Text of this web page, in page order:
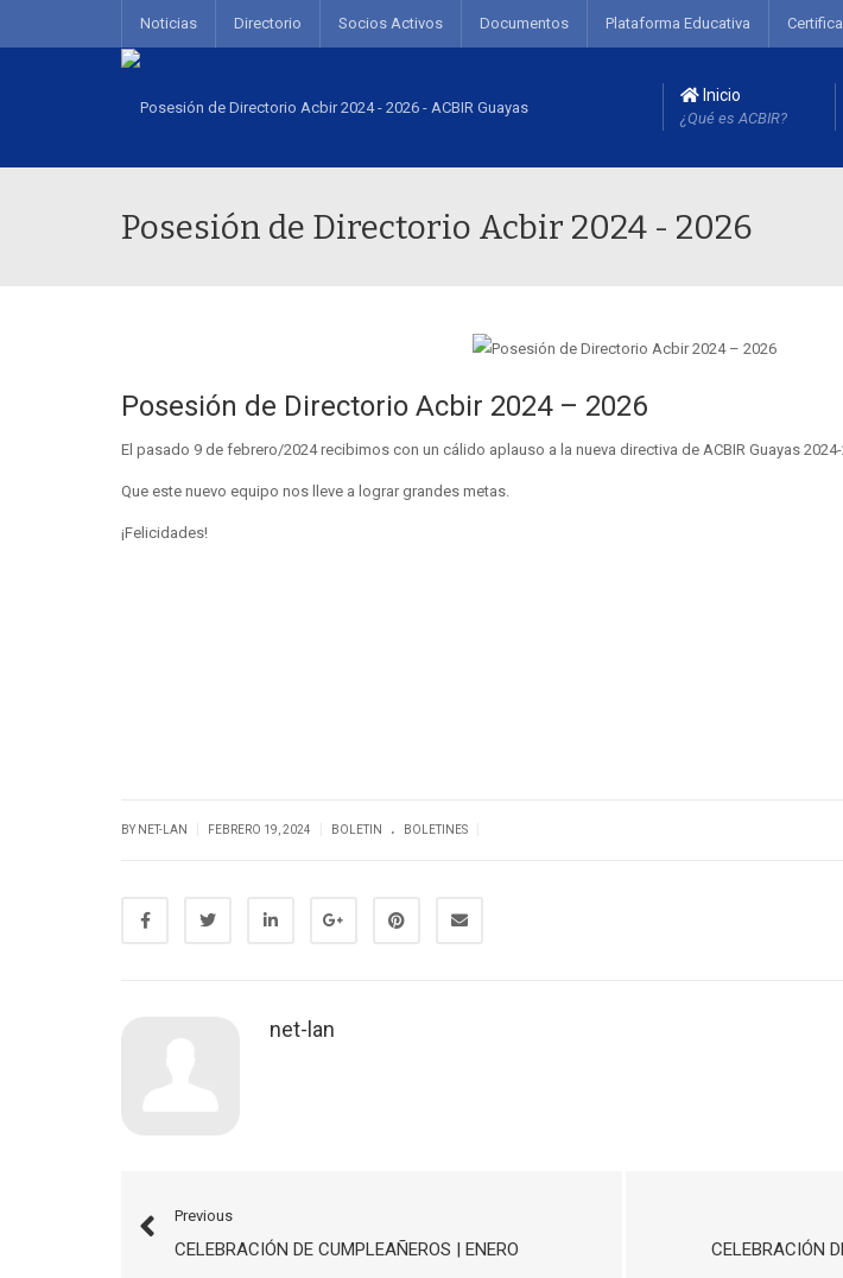
Noticias Directorio Socios Activos Documentos Plataforma Educativa
Inicio
¿Qué es ACBIR?
Posesión de Directorio Acbir 2024 - 2026
Posesión de Directorio Acbir 2024 – 2026
El pasado 9 de febrero/2024 recibimos con un cálido aplauso a la nueva directiva de ACBIR Guayas
Que este nuevo equipo nos lleve a lograr grandes metas.
¡Felicidades!
BY NET-LAN FEBRERO 19, 2024 BOLETIN . BOLETINES
net-lan
Previous
CELEBRACIÓN DE CUMPLEAÑEROS | ENERO CELEBRACIÓN